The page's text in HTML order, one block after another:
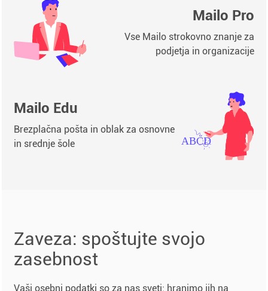
Mailo Pro
Vse Mailo strokovno znanje za
podjetja in organizacije
Mailo Edu
Brezplačna pošta in oblak za osnovne
in srednje šole
Zaveza: spoštujte svojo
zasebnost
Vaši osebni podatki so za nas sveti: hranimo jih na